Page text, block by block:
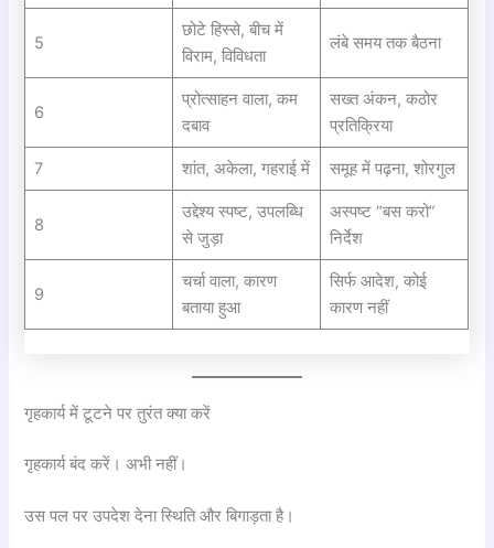
5
छोटे हिस्से, बीच में
विराम, विविधता
लंबे समय तक बैठना
6
प्रोत्साहन वाला, कम
दबाव
सख्त अंकन, कठोर
प्रतिक्रिया
7 शांत, अकेला, गहराई में समूह में पढ़ना, शोरगुल
8
उद्देश्य स्पष्ट, उपलब्धि
से जुड़ा
अस्पष्ट “बस करो”
निर्देश
9
चर्चा वाला, कारण
बताया हुआ
सिर्फ आदेश, कोई
कारण नहीं
गृहकार्य में टूटने पर तुरंत क्या करें
गृहकार्य बंद करें। अभी नहीं।
उस पल पर उपदेश देना स्थिति और बिगाड़ता है।